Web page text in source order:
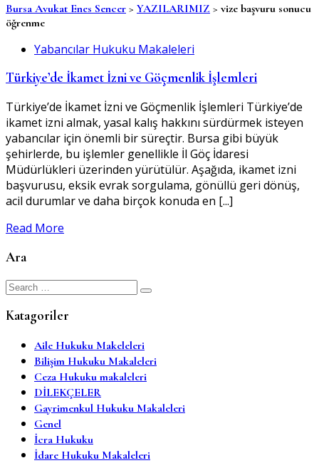
Bursa Avukat Enes Sencer > YAZILARIMIZ > vize başvuru sonucu
öğrenme
Yabancılar Hukuku Makaleleri
Türkiye’de İkamet İzni ve Göçmenlik İşlemleri
Türkiye’de İkamet İzni ve Göçmenlik İşlemleri Türkiye’de
ikamet izni almak, yasal kalış hakkını sürdürmek isteyen
yabancılar için önemli bir süreçtir. Bursa gibi büyük
şehirlerde, bu işlemler genellikle İl Göç İdaresi
Müdürlükleri üzerinden yürütülür. Aşağıda, ikamet izni
başvurusu, eksik evrak sorgulama, gönüllü geri dönüş,
acil durumlar ve daha birçok konuda en [...]
Read More
Ara
Search
Katagoriler
Aile Hukuku Makeleleri
Bilişim Hukuku Makaleleri
Ceza Hukuku makaleleri
DİLEKÇELER
Gayrimenkul Hukuku Makaleleri
Genel
İcra Hukuku
İdare Hukuku Makaleleri